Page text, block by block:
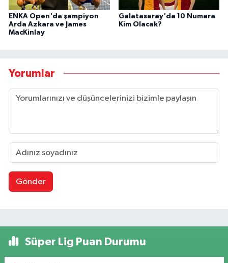
ENKA Open'da şampiyon
Arda Azkara ve James
MacKinlay
Galatasaray'da 10 Numara
Kim Olacak?
Yorumlar
Gönder
Süper Lig Puan Durumu